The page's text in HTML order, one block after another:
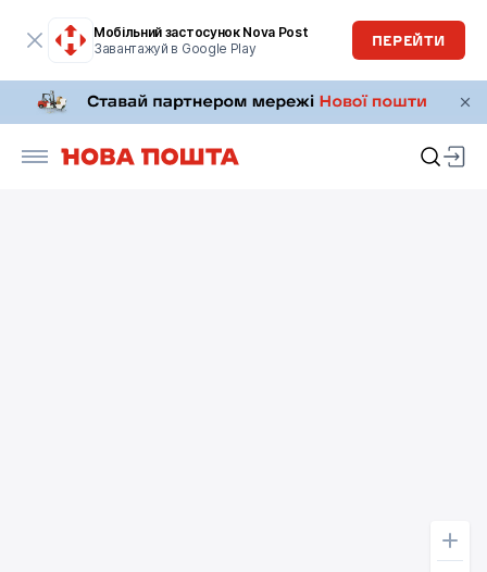
Мобільний застосунок Nova Post
Завантажуй в Google Play
ПЕРЕЙТИ